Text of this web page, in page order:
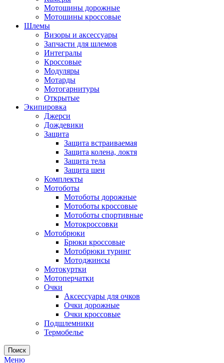
Мотошины дорожные
Мотошины кроссовые
Шлемы
Визоры и аксессуары
Запчасти для шлемов
Интегралы
Кроссовые
Модуляры
Мотарды
Мотогарнитуры
Открытые
Экипировка
Джерси
Дождевики
Защита
Защита встраиваемая
Защита колена, локтя
Защита тела
Защита шеи
Комплекты
Мотоботы
Мотоботы дорожные
Мотоботы кроссовые
Мотоботы спортивные
Мотокроссовки
Мотобрюки
Брюки кроссовые
Мотобрюки туринг
Мотоджинсы
Мотокуртки
Мотоперчатки
Очки
Аксессуары для очков
Очки дорожные
Очки кроссовые
Подшлемники
Термобелье
Поиск
Меню